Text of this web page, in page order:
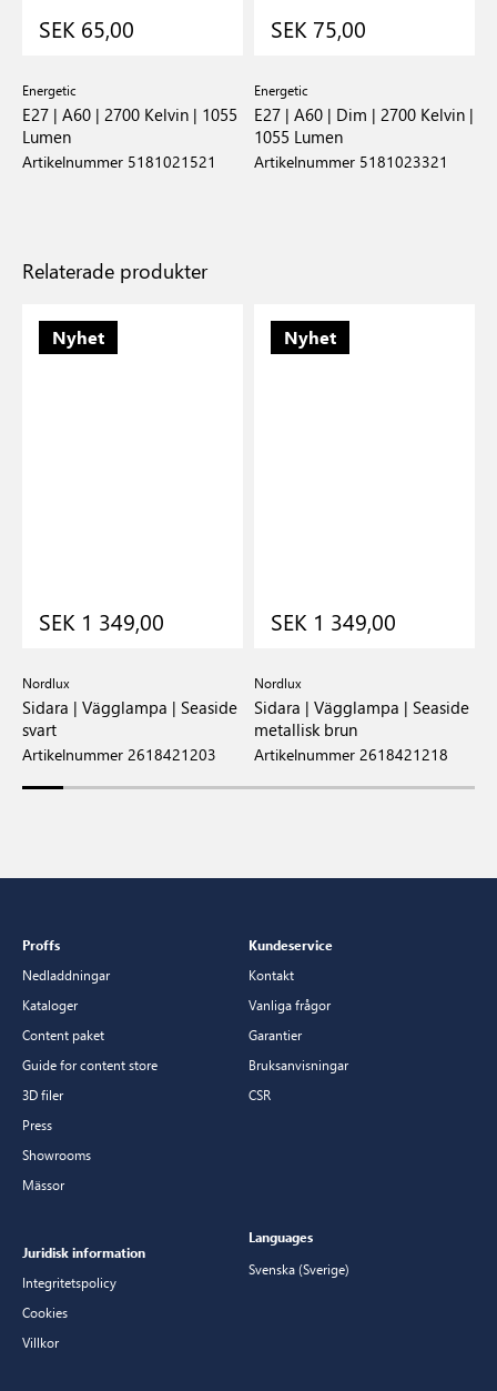
SEK 65,00
Energetic
E27 | A60 | 2700 Kelvin | 1055
Lumen
Artikelnummer 5181021521
SEK 75,00
Energetic
E27 | A60 | Dim | 2700 Kelvin |
1055 Lumen
Artikelnummer 5181023321
Relaterade produkter
Nyhet
SEK 1 349,00
Nordlux
Sidara | Vägglampa | Seaside
svart
Artikelnummer 2618421203
Nyhet
SEK 1 349,00
Nordlux
Sidara | Vägglampa | Seaside
metallisk brun
Artikelnummer 2618421218
Proffs
Nedladdningar
Kataloger
Content paket
Guide for content store
3D filer
Press
Showrooms
Mässor
Kundeservice
Kontakt
Vanliga frågor
Garantier
Bruksanvisningar
CSR
Juridisk information
Integritetspolicy
Cookies
Villkor
Languages
Svenska (Sverige)